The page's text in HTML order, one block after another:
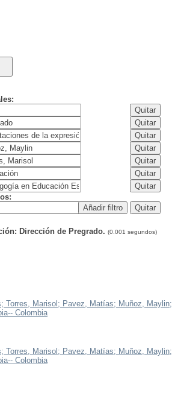
Dirección de Pregrado. (0.001 segundos)
Torres, Marisol; Pavez, Matías; Muñoz, Maylin;
Colombia
Torres, Marisol; Pavez, Matías; Muñoz, Maylin;
Colombia